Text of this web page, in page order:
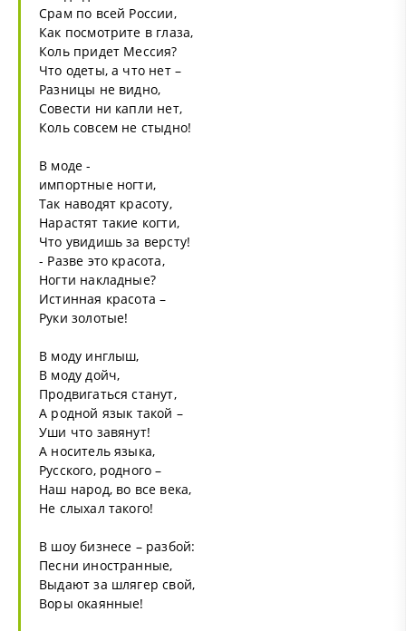
Срам по всей России,
Как посмотрите в глаза,
Коль придет Мессия?
Что одеты, а что нет –
Разницы не видно,
Совести ни капли нет,
Коль совсем не стыдно!
В моде -
импортные ногти,
Так наводят красоту,
Нарастят такие когти,
Что увидишь за версту!
- Разве это красота,
Ногти накладные?
Истинная красота –
Руки золотые!
В моду инглыш,
В моду дойч,
Продвигаться станут,
А родной язык такой –
Уши что завянут!
А носитель языка,
Русского, родного –
Наш народ, во все века,
Не слыхал такого!
В шоу бизнесе – разбой:
Песни иностранные,
Выдают за шлягер свой,
Воры окаянные!